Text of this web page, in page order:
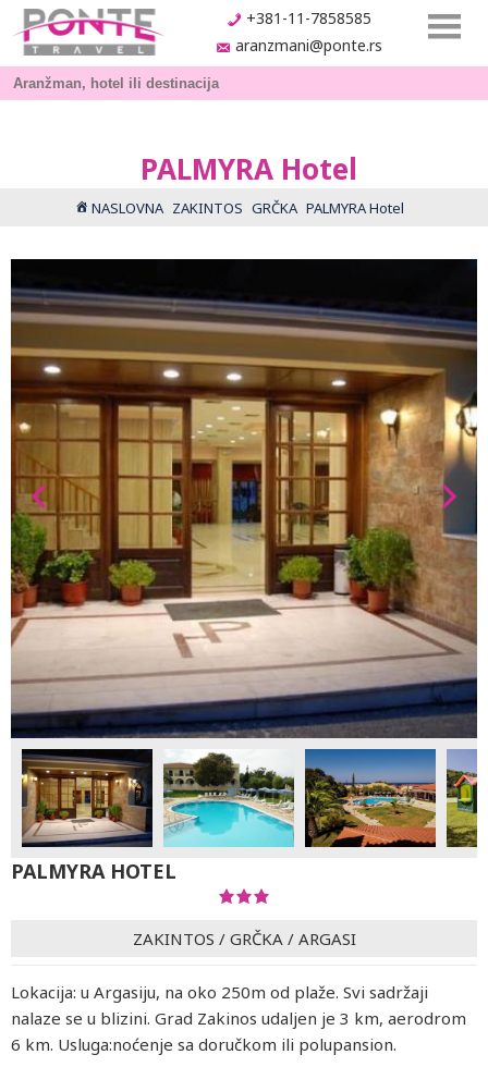
+381-11-7858585
aranzmani@ponte.rs
PALMYRA Hotel
NASLOVNA ZAKINTOS GRČKA PALMYRA Hotel
PALMYRA HOTEL
ZAKINTOS / GRČKA / ARGASI
Lokacija: u Argasiju, na oko 250m od plaže. Svi sadržaji
nalaze se u blizini. Grad Zakinos udaljen je 3 km, aerodrom
6 km. Usluga:noćenje sa doručkom ili polupansion.